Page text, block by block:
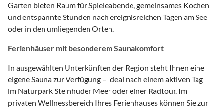
Garten bieten Raum für Spieleabende, gemeinsames Kochen
und entspannte Stunden nach ereignisreichen Tagen am See
oder in den umliegenden Orten.
Ferienhäuser mit besonderem Saunakomfort
In ausgewählten Unterkünften der Region steht Ihnen eine
eigene Sauna zur Verfügung – ideal nach einem aktiven Tag
im Naturpark Steinhuder Meer oder einer Radtour. Im
privaten Wellnessbereich Ihres Ferienhauses können Sie zur